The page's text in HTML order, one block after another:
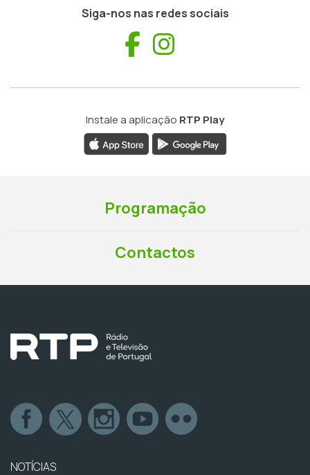
Siga-nos nas redes sociais
Facebook
Instale a aplicação RTP Play
Programação
Contactos
NOTÍCIAS